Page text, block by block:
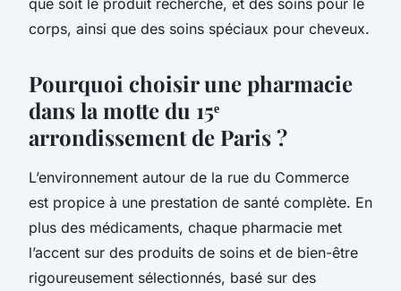
corps, ainsi que des soins spéciaux pour cheveux.
Pourquoi choisir une pharmacie
dans la motte du 15ᵉ
arrondissement de Paris ?
L’environnement autour de la rue du Commerce
est propice à une prestation de santé complète. En
plus des médicaments, chaque pharmacie met
l’accent sur des produits de soins et de bien-être
rigoureusement sélectionnés, basé sur des